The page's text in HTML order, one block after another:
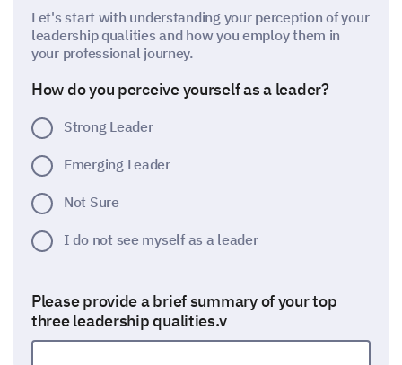
Let's start with understanding your perception of your
leadership qualities and how you employ them in
your professional journey.
How do you perceive yourself as a leader?
Strong Leader
Emerging Leader
Not Sure
I do not see myself as a leader
Please provide a brief summary of your top
three leadership qualities.v